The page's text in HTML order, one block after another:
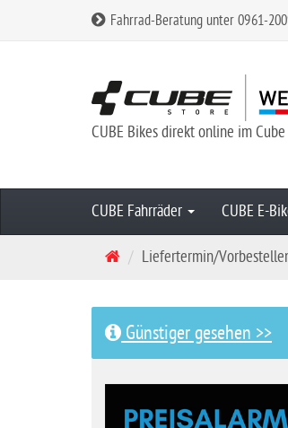
Fahrrad-Beratung unter 0961-
CUBE Bikes direkt online im
CUBE Fahrräder CUBE E-
S
a
r
Liefertermin/
Günstiger gesehen >>